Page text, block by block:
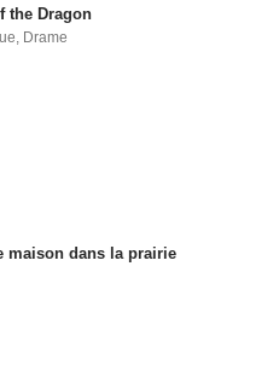
the Dragon
, Drame
maison dans la prairie